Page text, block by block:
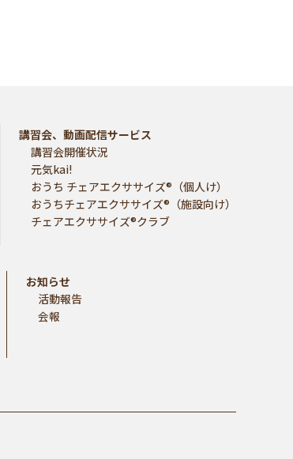
講習会、動画配信サービス
講習会開催状況
元気kai!
おうち チェアエクササイズ®（個人け）
おうちチェアエクササイズ®（施設向け）
チェアエクササイズ®クラブ
お知らせ
活動報告
会報